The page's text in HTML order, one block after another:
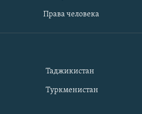
Права человека
Таджикистан
Туркменистан